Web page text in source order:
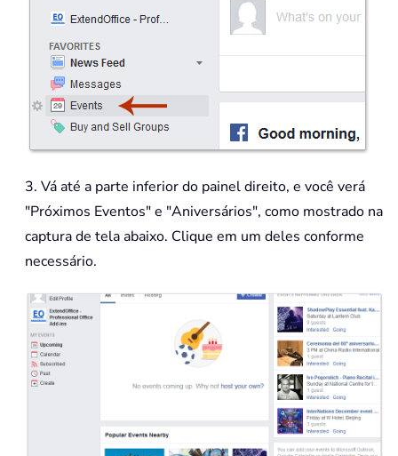
3. Vá até a parte inferior do painel direito, e você verá
"Próximos Eventos" e "Aniversários", como mostrado na
captura de tela abaixo. Clique em um deles conforme
necessário.